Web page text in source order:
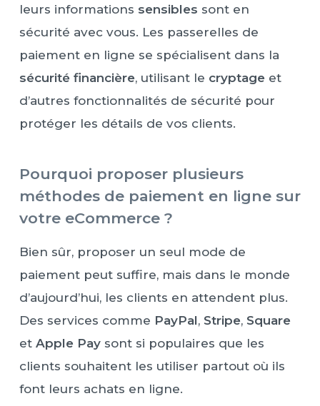
leurs informations sensibles sont en
sécurité avec vous. Les passerelles de
paiement en ligne se spécialisent dans la
sécurité financière, utilisant le cryptage et
d’autres fonctionnalités de sécurité pour
protéger les détails de vos clients.
Pourquoi proposer plusieurs
méthodes de paiement en ligne sur
votre eCommerce ?
Bien sûr, proposer un seul mode de
paiement peut suffire, mais dans le monde
d’aujourd’hui, les clients en attendent plus.
Des services comme PayPal, Stripe, Square
et Apple Paysont si populaires que les
clients souhaitent les utiliser partout où ils
font leurs achats en ligne.